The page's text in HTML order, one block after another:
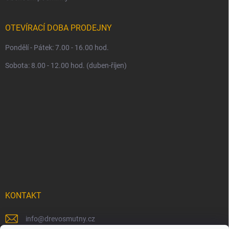
OTEVÍRACÍ DOBA PRODEJNY
Pondělí - Pátek: 7.00 - 16.00 hod.
Sobota: 8.00 - 12.00 hod. (duben-říjen)
KONTAKT
info@drevosmutny.cz